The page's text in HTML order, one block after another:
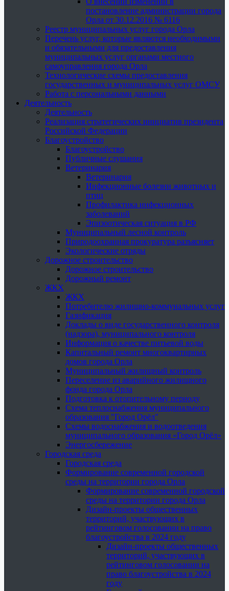
постановление администрации города
Орла от 30.12.2016 № 6116
Реестр муниципальных услуг города Орла
Перечень услуг, которые являются необходимыми
и обязательными для предоставления
муниципальных услуг органами местного
самоуправления города Орла
Технологические схемы предоставления
государственных и муниципальных услуг ОМСУ
Работа с персональными данными
Деятельность
Деятельность
Реализация стратегических инициатив президента
Российской Федерации
Благоустройство
Благоустройство
Публичные слушания
Ветеринария
Ветеринария
Инфекционные болезни животных и
птиц
Профилактика инфекционных
заболеваний
Эпизоотическая ситуация в РФ
Муниципальный лесной контроль
Природоохранная прокуратура разъясняет
Экологические отряды
Дорожное строительство
Дорожное строительство
Дорожный ремонт
ЖКХ
ЖКХ
Потребителю жилищно-коммунальных услуг
Газификация
Доклады о виде государственного контроля
(надзора), муниципального контроля
Информация о качестве питьевой воды
Капитальный ремонт многоквартирных
домов города Орла
Муниципальный жилищный контроль
Переселение из аварийного жилищного
фонда города Орла
Подготовка к отопительному периоду
Схема теплоснабжения муниципального
образования "Город Орёл"
Схемы водоснабжения и водоотведения
муниципального образования «Город Орёл»
Энергосбережение
Городская среда
Городская среда
Формирование современной городской
среды на территории города Орла
Формирование современной городской
среды на территории города Орла
Дизайн-проекты общественных
территорий, участвующих в
рейтинговом голосовании на право
благоустройства в 2024 году
Дизайн-проекты общественных
территорий, участвующих в
рейтинговом голосовании на
право благоустройства в 2024
году